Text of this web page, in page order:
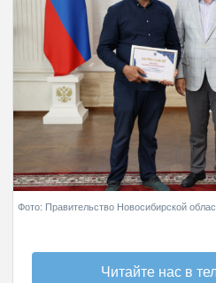
Фото: Правительство Новосибирской
Читайте нас в